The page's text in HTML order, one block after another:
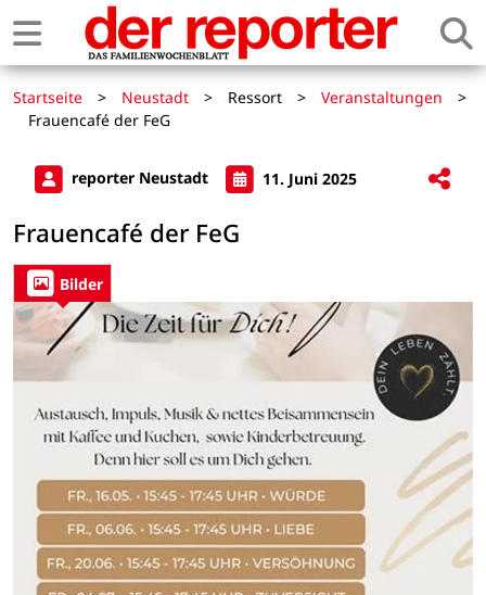
Startseite > Neustadt > Ressort > Veranstaltungen
>
Frauencafé der FeG
reporter Neustadt 11. Juni 2025
Frauencafé der FeG
Bilder